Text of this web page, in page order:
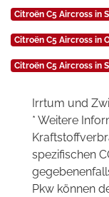
Citroën C5 Aircross in
Citroën C5 Aircross in
Citroën C5 Aircross in
Irrtum und
* Weitere
spezifischen
Pkw können